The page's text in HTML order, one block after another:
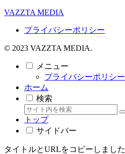
VAZZTA MEDIA
プライバシーポリシー
© 2023 VAZZTA MEDIA.
メニュー
プライバシーポリシー
ホーム
検索
トップ
サイドバー
タイトルとURLをコピーしました